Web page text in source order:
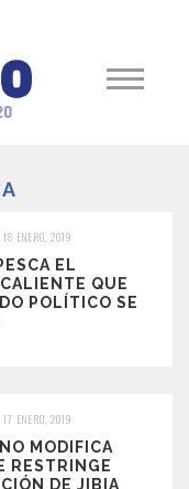
ENERO, 2019
EL
QUE
POLÍTICO SE
ENERO, 2019
MODIFICA
RESTRINGE
DE JIBIA